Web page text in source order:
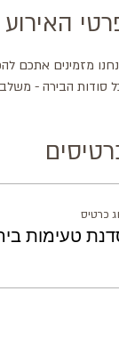
האירוע
מזמינים אתכם
סודות הבירה -
כרטיס
טעימות